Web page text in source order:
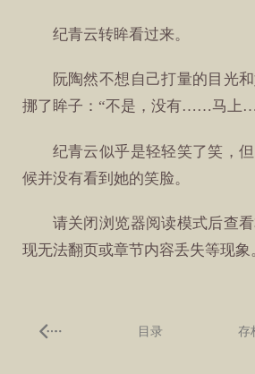
纪青云转眸看过来。
阮陶然不想自己打量的目光
挪了眸子：“不是，没有……马上
纪青云似乎是轻轻笑了笑，
候并没有看到她的笑脸。
请关闭浏览器阅读模式后查
现无法翻页或章节内容丢失等现象
目录 存